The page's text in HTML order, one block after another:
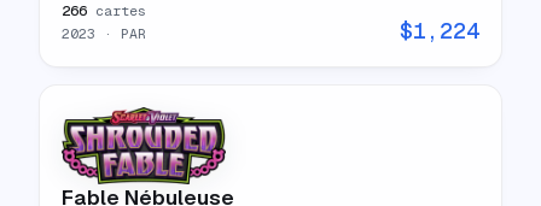
266 cartes
2023 · PAR $1,224
Fable Nébuleuse